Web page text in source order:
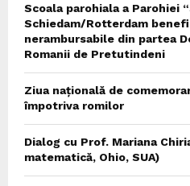
Scoala parohiala a Parohiei
Schiedam/Rotterdam
nerambursabile din partea
Romanii de Pretutindeni
Ziua națională de
împotriva romilor
Dialog cu Prof. Mariana
matematică, Ohio, SUA)